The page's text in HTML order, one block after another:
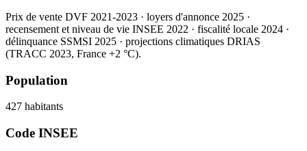
Prix de vente DVF 2021-2023 · loyers d'annonce 2025 ·
recensement et niveau de vie INSEE 2022 · fiscalité locale 2024 ·
délinquance SSMSI 2025 · projections climatiques DRIAS
(TRACC 2023, France +2 °C).
Population
427 habitants
Code INSEE